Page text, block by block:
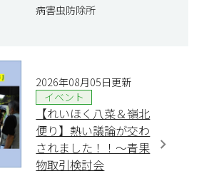
病害虫防除所
2026年08月05日更新
イベント
【れいほく八菜＆嶺北
便り】熱い議論が交わ
されました！！～青果
物取引検討会